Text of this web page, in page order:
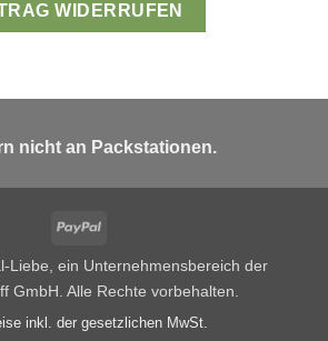
WIDERRUFEN
nicht an Packstationen.
PayPal
Liebe, ein Unternehmensbereich der
GmbH. Alle Rechte vorbehalten.
inkl. der gesetzlichen MwSt.